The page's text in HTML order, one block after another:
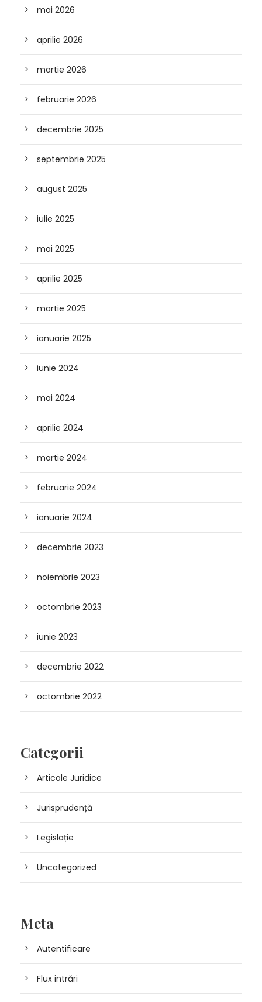
mai 2026
aprilie 2026
martie 2026
februarie 2026
decembrie 2025
septembrie 2025
august 2025
iulie 2025
mai 2025
aprilie 2025
martie 2025
ianuarie 2025
iunie 2024
mai 2024
aprilie 2024
martie 2024
februarie 2024
ianuarie 2024
decembrie 2023
noiembrie 2023
octombrie 2023
iunie 2023
decembrie 2022
octombrie 2022
Categorii
Articole Juridice
Jurisprudență
Legislație
Uncategorized
Meta
Autentificare
Flux intrări